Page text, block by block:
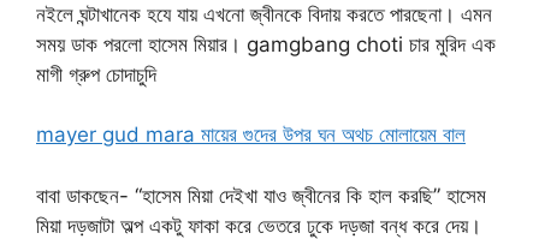
নইলে ঘন্টাখানেক হযে যায় এখনো জ্বীনকে বিদায় করতে পারছেনা। এমন
সময় ডাক পরলো হাসেম মিয়ার। gamgbang choti চার মুরিদ এক
মাগী গ্রুপ চোদাচুদি
mayer gud mara মায়ের গুদের উপর ঘন অথচ মোলায়েম বাল
বাবা ডাকছেন- “হাসেম মিয়া দেইখা যাও জ্বীনের কি হাল করছি” হাসেম
মিয়া দড়জাটা অল্প একটু ফাকা করে ভেতরে ঢুকে দড়জা বন্ধ করে দেয়।